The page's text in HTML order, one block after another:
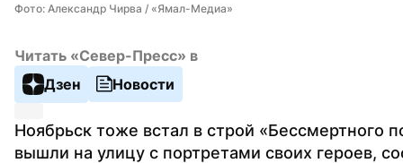
Фото: Александр Чирва / «Ямал-Медиа»
Читать «Север-Пресс» в
Дзен
Новости
Ноябрьск тоже встал в строй «Бессмертного
вышли на улицу с портретами своих героев,